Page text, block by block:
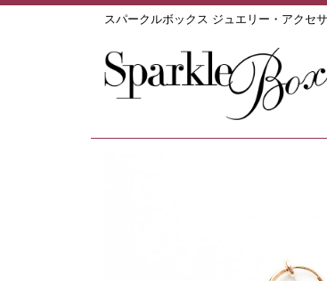
スパークルボックス ジュエリー・アクセ